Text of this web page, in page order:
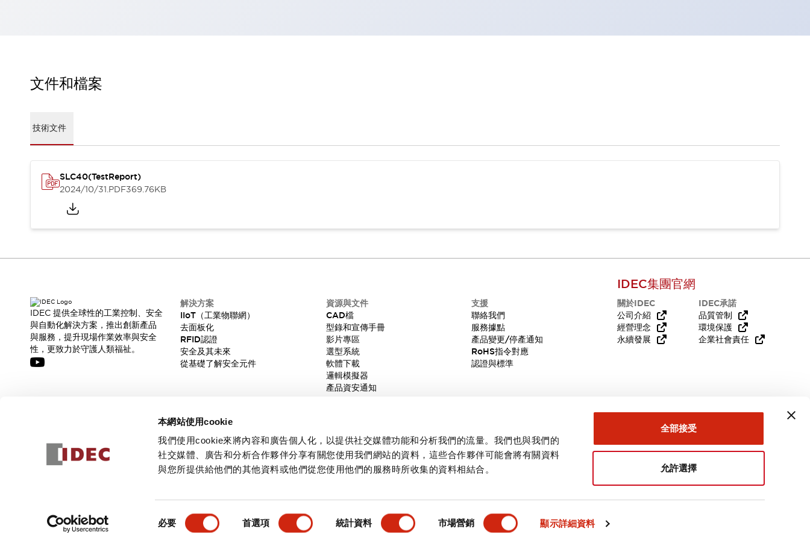
本網站使用cookie
我們使用cookie來將內容和廣告個人化，以提供社交媒體功能和分析我們的流量。我們也與我們的
社交媒體、廣告和分析合作夥伴分享有關您使用我們網站的資料，這些合作夥伴可能會將有關資料
與您所提供給他們的其他資料或他們從您使用他們的服務時所收集的資料相結合。
意
必要 首選項 統計資料 市場營銷 顯示詳細資料
全部接受
允許選擇
提高半導體製造裝置設計自由度的方法
瀏覽全部
解決方案
RFID 認證
安全及其未來
安全及其未來 | 解決⽅案
從基礎了解安全元件
資源與文件
影片專區
選型系統
軟體下載
邏輯模擬器
產品資安通知
服務據點
需要幫助嗎？
文件和檔案
技術文件
SLC40(TestReport)
2024/10/31.PDF369.76KB
產品詳情 主要特點 文件和檔案
IDEC 提供全球性的工業控制、安全
與自動化解決方案，推出創新產品
與服務，提升現場作業效率與安全
性，更致力於守護人類福祉。
解決方案
IIoT（工業物聯網）
去面板化
RFID認證
安全及其未來
從基礎了解安全元件
資源與文件
CAD檔
型錄和宣傳手冊
影片專區
選型系統
軟體下載
邏輯模擬器
產品資安通知
支援
聯絡我們
服務據點
產品變更/停產通知
RoHS指令對應
認證與標準
IDEC集團官網
關於IDEC
公司介紹
經營理念
永續發展
IDEC承諾
品質管制
環境保護
企業社會責任
訂閱
隱私權政策使用條款 台灣